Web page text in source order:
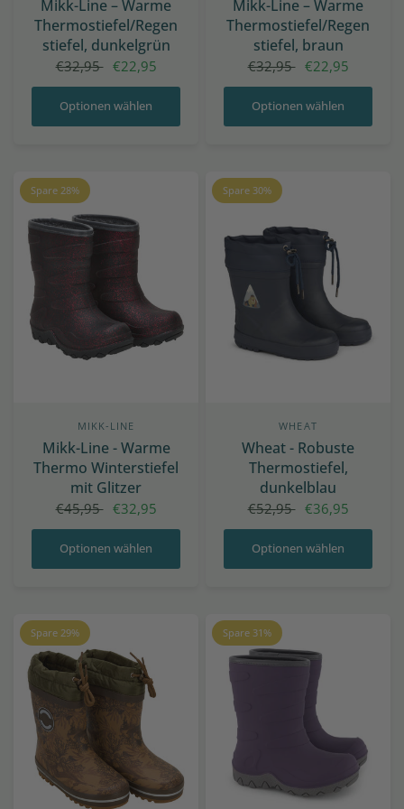
Mikk-Line – Warme
Thermostiefel/Regen
stiefel, dunkelgrün
€32,95 €22,95
Optionen wählen
Mikk-Line – Warme
Thermostiefel/Regen
stiefel, braun
€32,95 €22,95
Optionen wählen
Spare 28%
MIKK-LINE
Mikk-Line - Warme
Thermo Winterstiefel
mit Glitzer
€45,95 €32,95
Optionen wählen
Spare 30%
WHEAT
Wheat - Robuste
Thermostiefel,
dunkelblau
€52,95 €36,95
Optionen wählen
Spare 29% Spare 31%